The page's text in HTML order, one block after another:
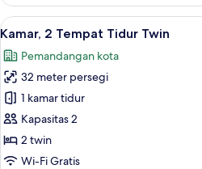
Premium,
1
Tidur
King
(Yuexiu)
Lihat
semua
foto
untuk
Kamar,
2
Tempat
Tidur
11
Kamar, 2 Tempat Tidur Twin
Pemandangan kota
32 meter persegi
1 kamar tidur
Kapasitas 2
2 twin
Wi-Fi Gratis